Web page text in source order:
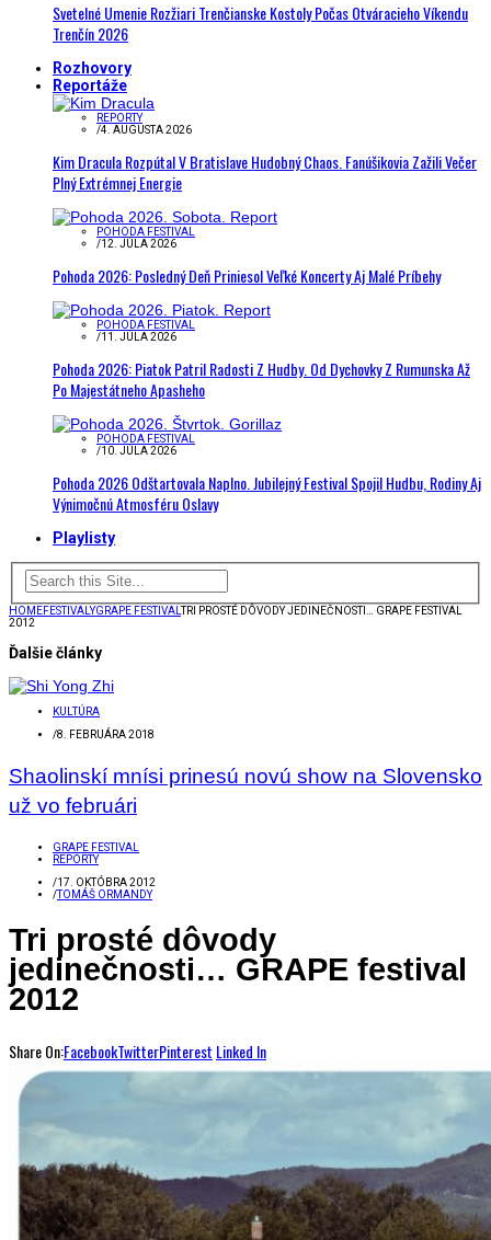
Svetelné Umenie Rozžiari Trenčianske Kostoly Počas Otváracieho Víkendu
Trenčín 2026
Rozhovory
Reportáže
REPORTY
/4. AUGUSTA 2026
Kim Dracula Rozpútal V Bratislave Hudobný Chaos. Fanúšikovia Zažili Večer
Plný Extrémnej Energie
POHODA FESTIVAL
/12. JÚLA 2026
Pohoda 2026: Posledný Deň Priniesol Veľké Koncerty Aj Malé Príbehy
POHODA FESTIVAL
/11. JÚLA 2026
Pohoda 2026: Piatok Patril Radosti Z Hudby. Od Dychovky Z Rumunska Až
Po Majestátneho Apasheho
POHODA FESTIVAL
/10. JÚLA 2026
Pohoda 2026 Odštartovala Naplno. Jubilejný Festival Spojil Hudbu, Rodiny Aj
Výnimočnú Atmosféru Oslavy
Playlisty
HOMEFESTIVALYGRAPE FESTIVALTRI PROSTÉ DÔVODY JEDINEČNOSTI… GRAPE FESTIVAL
2012
Ďalšie články
KULTÚRA
/8. FEBRUÁRA 2018
Shaolinskí mnísi prinesú novú show na Slovensko
už vo februári
GRAPE FESTIVAL
REPORTY
/17. OKTÓBRA 2012
/TOMÁŠ ORMANDY
Tri prosté dôvody
jedinečnosti… GRAPE festival
2012
Share On:FacebookTwitterPinterest Linked In